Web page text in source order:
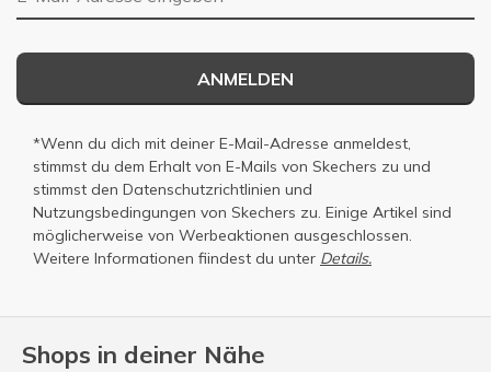
Shops in deiner Nähe
ANMELDEN
*Wenn du dich mit deiner E-Mail-Adresse anmeldest,
stimmst du dem Erhalt von E-Mails von Skechers zu und
stimmst den Datenschutzrichtlinien und
Nutzungsbedingungen von Skechers zu. Einige Artikel sind
möglicherweise von Werbeaktionen ausgeschlossen.
Weitere Informationen fiindest du unter Details.